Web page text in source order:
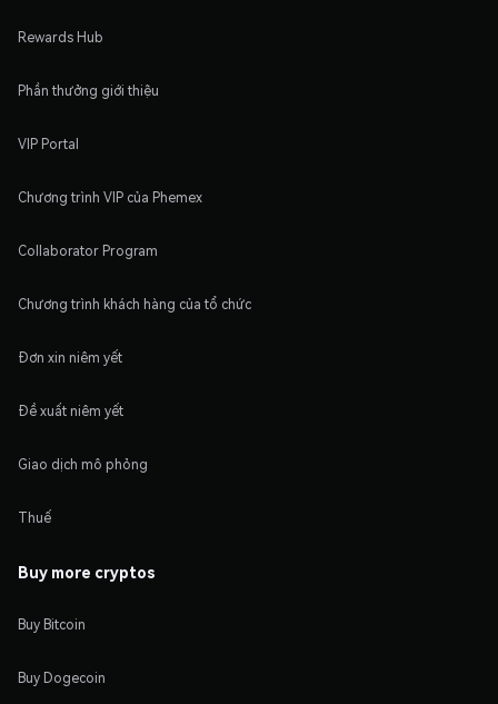
Rewards Hub
Phần thưởng giới thiệu
VIP Portal
Chương trình VIP của Phemex
Collaborator Program
Chương trình khách hàng của tổ chức
Đơn xin niêm yết
Đề xuất niêm yết
Giao dịch mô phỏng
Thuế
Buy more cryptos
Buy Bitcoin
Buy Dogecoin